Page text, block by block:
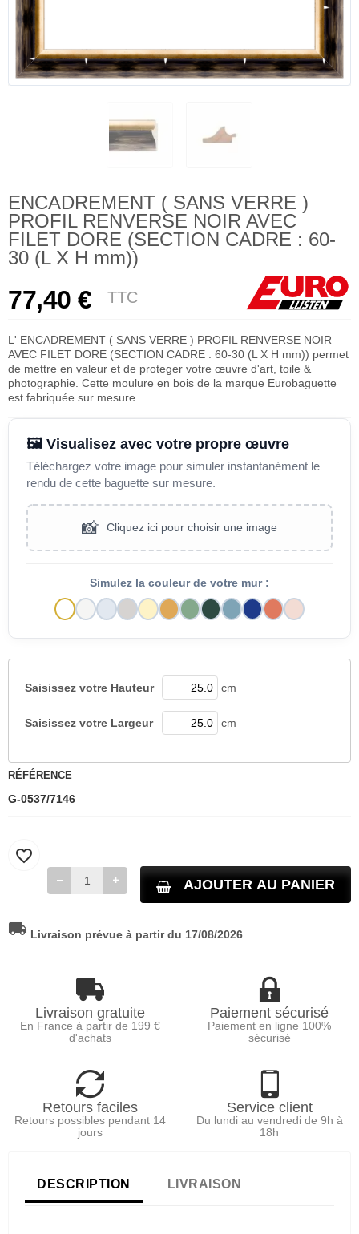
ENCADREMENT ( SANS VERRE )
PROFIL RENVERSE NOIR AVEC
FILET DORE (SECTION CADRE : 60-
30 (L X H mm))
77,40 € TTC
L' ENCADREMENT ( SANS VERRE ) PROFIL RENVERSE NOIR
AVEC FILET DORE (SECTION CADRE : 60-30 (L X H mm)) permet
de mettre en valeur et de proteger votre œuvre d'art, toile &
photographie. Cette moulure en bois de la marque Eurobaguette
est fabriquée sur mesure
🖼️ Visualisez avec votre propre œuvre
Téléchargez votre image pour simuler instantanément le
rendu de cette baguette sur mesure.
📸 Cliquez ici pour choisir une image
Simulez la couleur de votre mur :
Saisissez votre Hauteur cm
Saisissez votre Largeur cm
RÉFÉRENCE
G-0537/7146
AJOUTER AU PANIER
favorite_border
local_shipping Livraison prévue à partir du 17/08/2026
Livraison gratuite
En France à partir de 199 €
d'achats
Paiement sécurisé
Paiement en ligne 100%
sécurisé
Retours faciles
Retours possibles pendant 14
jours
Service client
Du lundi au vendredi de 9h à
18h
DESCRIPTION LIVRAISON